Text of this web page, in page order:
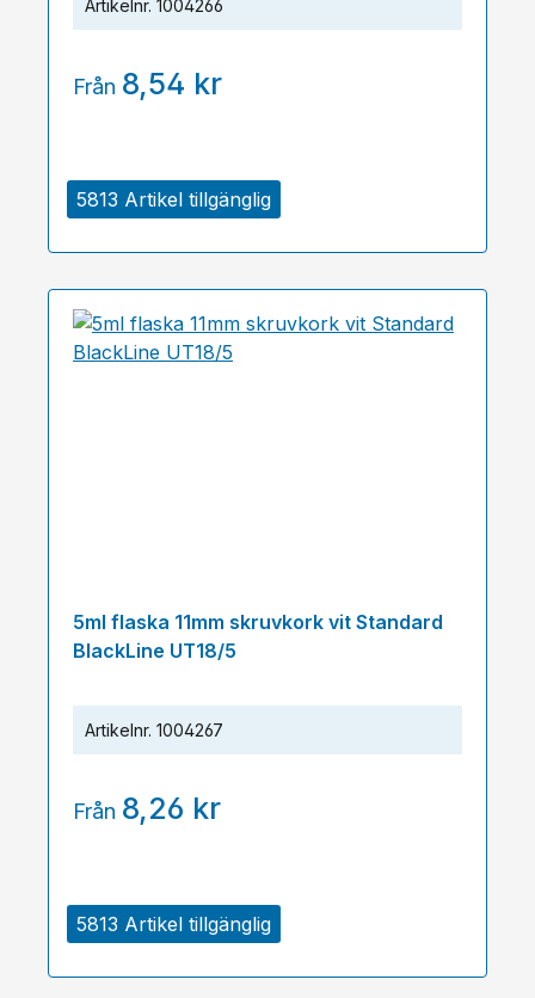
5813 Artikel tillgänglig
Artikelnr. 1004266
Från 8,54 kr
5813 Artikel tillgänglig
5ml flaska 11mm skruvkork vit Standard
BlackLine UT18/5
Artikelnr. 1004267
Från 8,26 kr